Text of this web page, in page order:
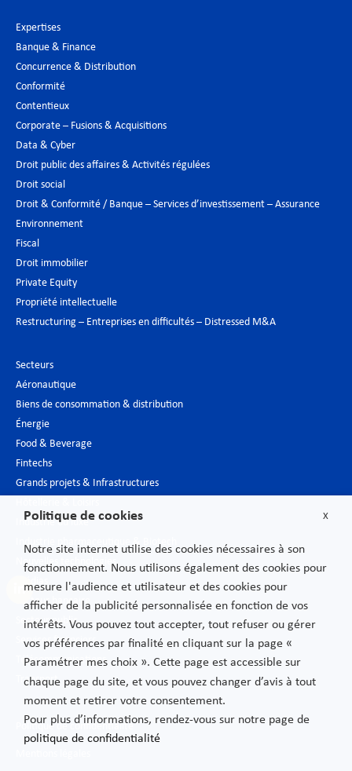
Expertises
Banque & Finance
Concurrence & Distribution
Conformité
Contentieux
Corporate – Fusions & Acquisitions
Data & Cyber
Droit public des affaires & Activités régulées
Droit social
Droit & Conformité / Banque – Services d’investissement – Assurance
Environnement
Fiscal
Droit immobilier
Private Equity
Propriété intellectuelle
Restructuring – Entreprises en difficultés – Distressed M&A
Secteurs
Aéronautique
Biens de consommation & distribution
Énergie
Food & Beverage
Fintechs
Grands projets & Infrastructures
Industrie du luxe
Industrie pharmaceutique & Biotech
Nouvelles technologies
Secteur bancaire
Secteur public
Services financiers
Télécommunications
Transport
Politique de confidentialité
X
Politique de cookies
Notre site internet utilise des cookies nécessaires à son
fonctionnement. Nous utilisons également des cookies pour
mesure l'audience et utilisateur et des cookies pour
afficher de la publicité personnalisée en fonction de vos
intérêts. Vous pouvez tout accepter, tout refuser ou gérer
vos préférences par finalité en cliquant sur la page «
Paramétrer mes choix ». Cette page est accessible sur
chaque page du site, et vous pouvez changer d’avis à tout
moment et retirer votre consentement.
Pour plus d’informations, rendez-vous sur notre page de
politique de confidentialité